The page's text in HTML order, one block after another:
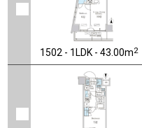
1502 - 1LDK - 43.00m2